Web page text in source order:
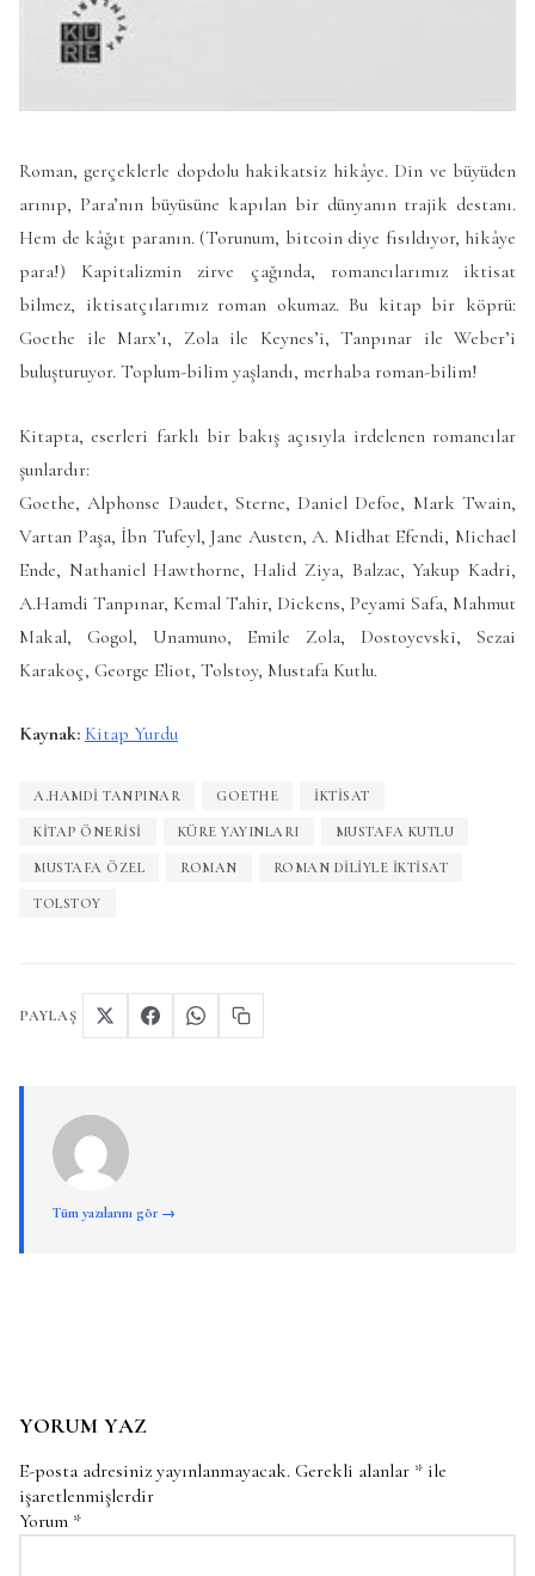
Roman, gerçeklerle dopdolu hakikatsiz hikâye. Din ve büyüden
arınıp, Para’nın büyüsüne kapılan bir dünyanın trajik destanı.
Hem de kâğıt paranın. (Torunum, bitcoin diye fısıldıyor, hikâye
para!) Kapitalizmin zirve çağında, romancılarımız iktisat
bilmez, iktisatçılarımız roman okumaz. Bu kitap bir köprü:
Goethe ile Marx’ı, Zola ile Keynes’i, Tanpınar ile Weber’i
buluşturuyor. Toplum-bilim yaşlandı, merhaba roman-bilim!
Kitapta, eserleri farklı bir bakış açısıyla irdelenen romancılar
şunlardır:
Goethe, Alphonse Daudet, Sterne, Daniel Defoe, Mark Twain,
Vartan Paşa, İbn Tufeyl, Jane Austen, A. Midhat Efendi, Michael
Ende, Nathaniel Hawthorne, Halid Ziya, Balzac, Yakup Kadri,
A.Hamdi Tanpınar, Kemal Tahir, Dickens, Peyami Safa, Mahmut
Makal, Gogol, Unamuno, Emile Zola, Dostoyevski, Sezai
Karakoç, George Eliot, Tolstoy, Mustafa Kutlu.
Kaynak: Kitap Yurdu
A.HAMDI TANPINAR GOETHE İKTISAT
KITAP ÖNERISI KÜRE YAYINLARI MUSTAFA KUTLU
MUSTAFA ÖZEL ROMAN ROMAN DILIYLE IKTISAT
TOLSTOY
PAYLAŞ
Tüm yazılarını gör →
YORUM YAZ
E-posta adresiniz yayınlanmayacak. Gerekli alanlar * ile
işaretlenmişlerdir
Yorum *